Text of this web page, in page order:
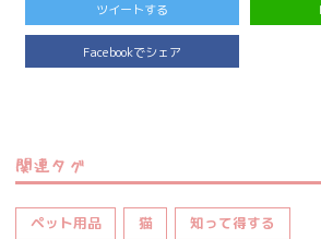
ツイートする
Facebookでシェア
関連タグ
ペット用品 猫 知って得する